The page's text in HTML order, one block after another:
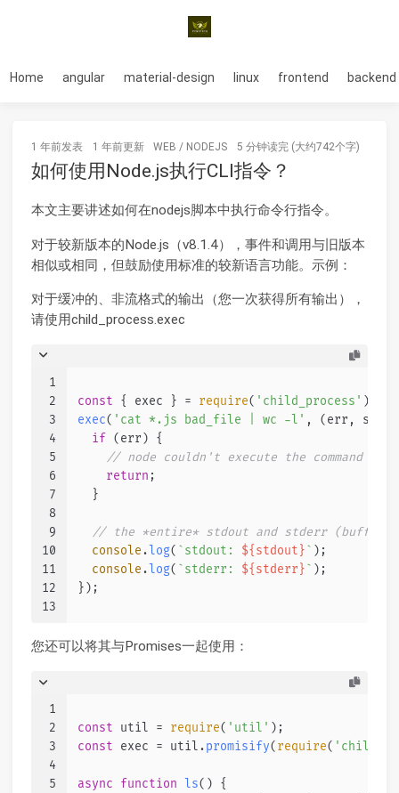
Home angular material-design linux frontend backend
1 年前发表 1 年前更新 WEB / NODEJS 5 分钟读完 (大约742个字)
如何使用Node.js执行CLI指令？
本文主要讲述如何在nodejs脚本中执行命令行指令。
对于较新版本的Node.js（v8.1.4），事件和调用与旧版本
相似或相同，但鼓励使用标准的较新语言功能。示例：
对于缓冲的、非流格式的输出（您一次获得所有输出），
请使用child_process.exec
1
2
3
4
5
6
7
8
9
10
11
12
13
const { exec } = require( 'child_process' );
exec( 'cat *.js bad_file | wc -l' , ( err,
if (err) {
// node couldn't execute the command
return ;
  }
// the *entire* stdout and stderr
console. log( `stdout: ${stdout}` );
console. log( `stderr: ${stderr}` );
});
您还可以将其与Promises一起使用：
1
2
3
4
5
const util = require( 'util' );
const exec = util.promisify( require(
async function ls( ) {